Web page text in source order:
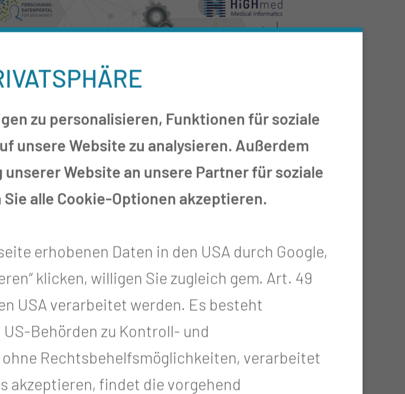
zu personalisieren, Funktionen für soziale
unsere Website zu analysieren. Außerdem
Website an unsere Partner für soziale
alle Cookie-Optionen akzeptieren.
erhobenen Daten in den USA durch Google,
klicken, willigen Sie zugleich gem. Art. 49
USA verarbeitet werden. Es besteht
Behörden zu Kontroll- und
Rechtsbehelfsmöglichkeiten, verarbeitet
akzeptieren, findet die vorgehend